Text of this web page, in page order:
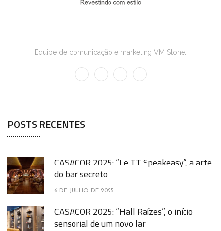
Equipe de comunicação e marketing VM Stone.
POSTS RECENTES
CASACOR 2025: “Le TT Speakeasy”, a arte
do bar secreto
6 DE JULHO DE 2025
CASACOR 2025: “Hall Raízes”, o início
sensorial de um novo lar